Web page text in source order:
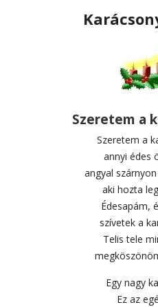
Szeretem a
Szeretem a
annyi édes
angyal
aki hozta
Édesapám,
szívetek a
Telis tele
Egy nagy
Ez az